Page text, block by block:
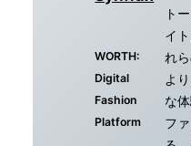
WORTH:
Digital
Fashion
Platform
ト
イ
れ
よ
な
フ